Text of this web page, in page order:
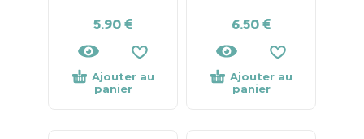
5.90€
Ajouter au
panier
6.50€
Ajouter au
panier